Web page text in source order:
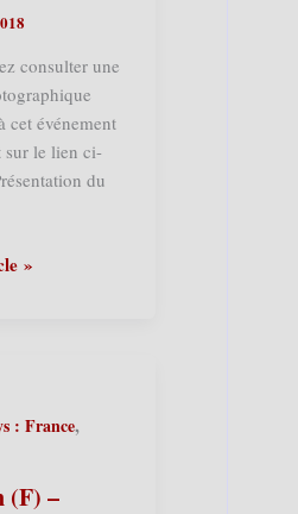
consulter une
cet événement
sur le lien ci-
du
»
: France,
(F) –